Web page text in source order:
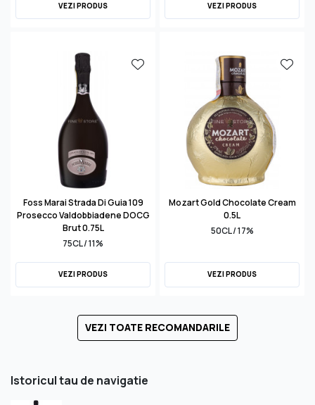
VEZI PRODUS VEZI PRODUS
Foss Marai Strada Di Guia 109
Prosecco Valdobbiadene DOCG
Brut 0.75L
75CL / 11%
VEZI PRODUS
Mozart Gold Chocolate Cream
0.5L
50CL / 17%
VEZI PRODUS
VEZI TOATE RECOMANDARILE
Istoricul tau de navigatie